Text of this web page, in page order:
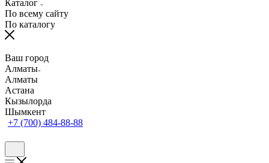
Каталог
По всему сайту
По каталогу
Ваш город
Алматы
Алматы
Астана
Кызылорда
Шымкент
+7 (700) 484-88-88